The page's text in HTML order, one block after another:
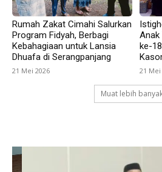
Rumah Zakat Cimahi Salurkan
Program Fidyah, Berbagi
Kebahagiaan untuk Lansia
Dhuafa di Serangpanjang
21 Mei 2026
Anak
ke-
21 Mei
Muat lebih